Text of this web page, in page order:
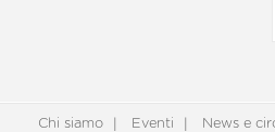
Chi siamo Eventi News e